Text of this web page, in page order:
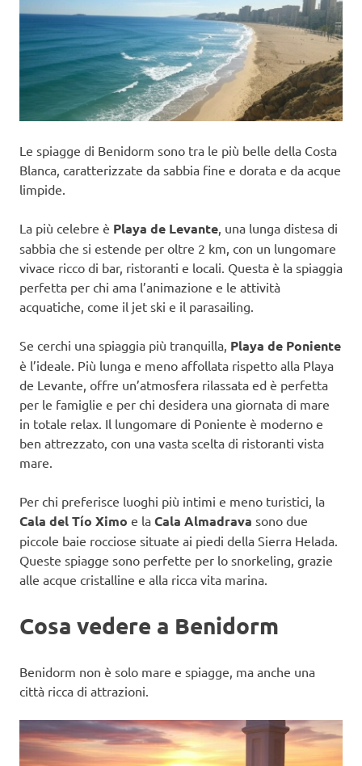
Le spiagge di Benidorm sono tra le più belle della Costa
Blanca, caratterizzate da sabbia fine e dorata e da acque
limpide.
La più celebre è Playa de Levante, una lunga distesa di
sabbia che si estende per oltre 2 km, con un lungomare
vivace ricco di bar, ristoranti e locali. Questa è la spiaggia
perfetta per chi ama l’animazione e le attività
acquatiche, come il jet ski e il parasailing.
Se cerchi una spiaggia più tranquilla, Playa de Poniente
è l’ideale. Più lunga e meno affollata rispetto alla Playa
de Levante, offre un’atmosfera rilassata ed è perfetta
per le famiglie e per chi desidera una giornata di mare
in totale relax. Il lungomare di Poniente è moderno e
ben attrezzato, con una vasta scelta di ristoranti vista
mare.
Per chi preferisce luoghi più intimi e meno turistici, la
Cala del Tío Ximo e la Cala Almadrava sono due
piccole baie rocciose situate ai piedi della Sierra Helada.
Queste spiagge sono perfette per lo snorkeling, grazie
alle acque cristalline e alla ricca vita marina.
Cosa vedere a Benidorm
Benidorm non è solo mare e spiagge, ma anche una
città ricca di attrazioni.